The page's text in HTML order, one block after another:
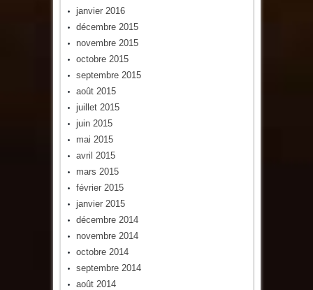
janvier 2016
décembre 2015
novembre 2015
octobre 2015
septembre 2015
août 2015
juillet 2015
juin 2015
mai 2015
avril 2015
mars 2015
février 2015
janvier 2015
décembre 2014
novembre 2014
octobre 2014
septembre 2014
août 2014